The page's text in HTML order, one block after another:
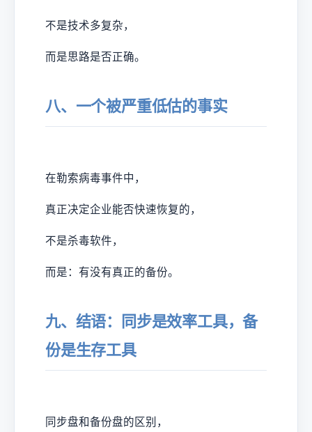
不是技术多复杂，
而是思路是否正确。
八、一个被严重低估的事实
在勒索病毒事件中，
真正决定企业能否快速恢复的，
不是杀毒软件，
而是：有没有真正的备份。
九、结语：同步是效率工具，备
份是生存工具
同步盘和备份盘的区别，